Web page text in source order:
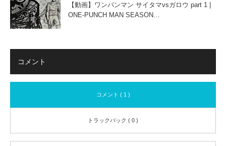
【動画】ワンパンマン サイタマvsガロウ part 1 |
ONE-PUNCH MAN SEASON…
コメント
コメント ( 1 )
トラックバック ( 0 )